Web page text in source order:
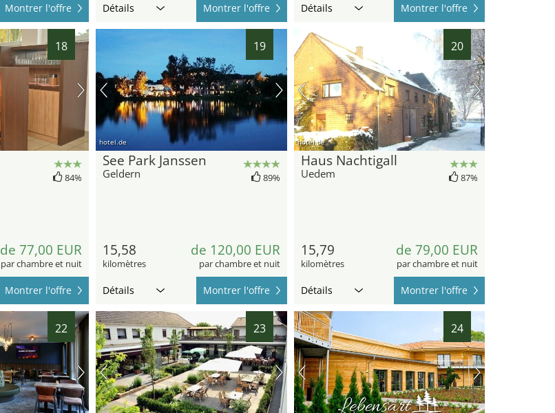
Montrer l'offre Détails Montrer l'offre Détails Montrer l'offre
18
84%
de 77,00 EUR
par chambre et nuit
Montrer l'offre
19
hotel.de
See Park Janssen
Geldern 89%
15,58
kilomètres
de 120,00 EUR
par chambre et nuit
Détails Montrer l'offre
20
hotel.de
Haus Nachtigall
Uedem 87%
15,79
kilomètres
de 79,00 EUR
par chambre et nuit
Détails Montrer l'offre
22 23 24